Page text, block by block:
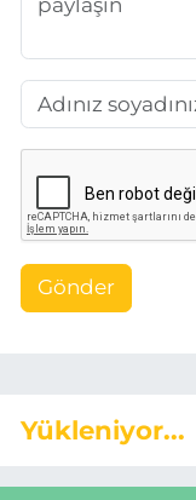
Gönder
Yükleniyor...